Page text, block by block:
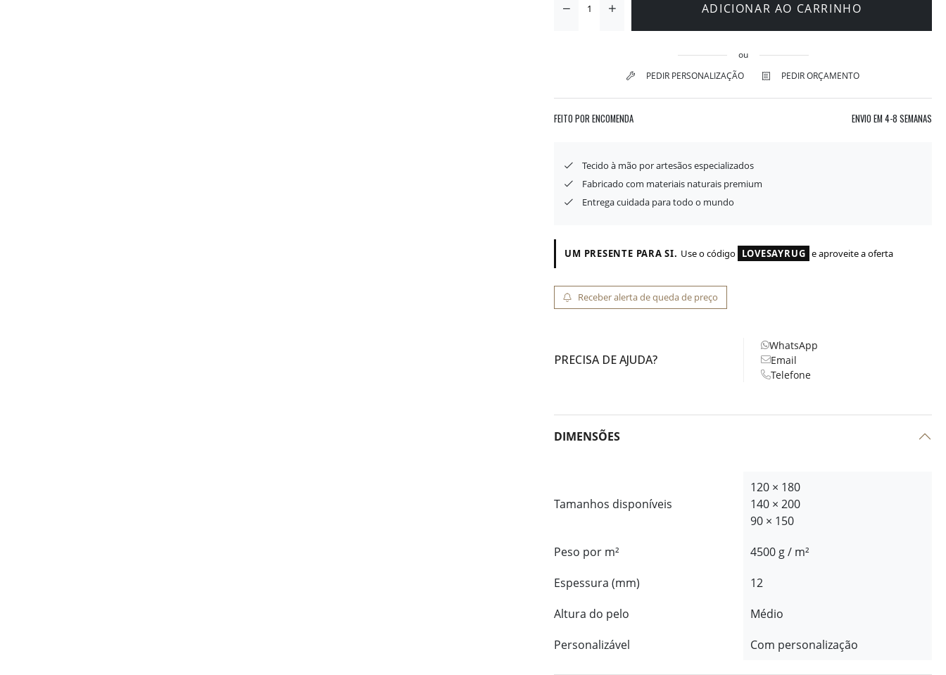
ADICIONAR AO CARRINHO
ou
PEDIR PERSONALIZAÇÃO
PEDIR ORÇAMENTO
FEITO POR ENCOMENDA ENVIO EM 4-8 SEMANAS
Tecido à mão por artesãos especializados
Fabricado com materiais naturais premium
Entrega cuidada para todo o mundo
UM PRESENTE PARA SI. Use o código LOVESAYRUG e aproveite a oferta
Receber alerta de queda de preço
PRECISA DE AJUDA?
WhatsApp
Email
Telefone
DIMENSÕES
Tamanhos disponíveis
120 × 180
140 × 200
90 × 150
Peso por m²
4500 g / m²
Espessura (mm)
12
Altura do pelo
Médio
Personalizável
Com personalização